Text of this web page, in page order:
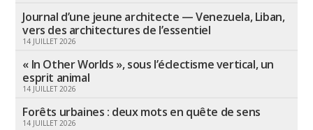
Journal d’une jeune architecte — Venezuela, Liban,
vers des architectures de l’essentiel
14 JUILLET 2026
« In Other Worlds », sous l’éclectisme vertical, un
esprit animal
14 JUILLET 2026
Forêts urbaines : deux mots en quête de sens
14 JUILLET 2026